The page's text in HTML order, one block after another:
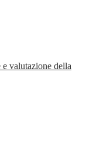
valutazione della